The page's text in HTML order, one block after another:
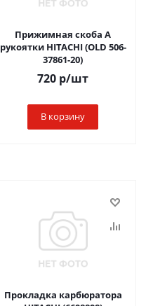
Прижимная скоба А
рукоятки HITACHI (OLD 506-
37861-20)
720 р/шт
В корзину
Прокладка карбюратора